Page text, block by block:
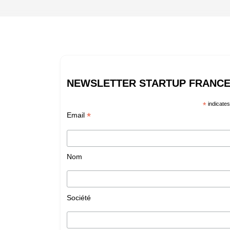
NEWSLETTER STARTUP FRANCE
*
Email *
Nom
Société